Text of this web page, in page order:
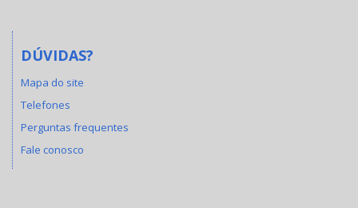
DÚVIDAS?
Mapa do site
Telefones
Perguntas frequentes
Fale conosco